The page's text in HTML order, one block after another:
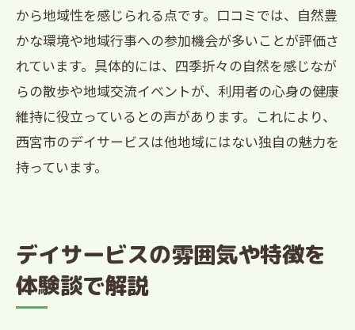
から地域性を感じられる点です。口コミでは、自然豊
かな環境や地域行事への参加機会が多いことが評価さ
れています。具体的には、四季折々の自然を感じなが
らの散歩や地域交流イベントが、利用者の心身の健康
維持に役立っているとの声があります。これにより、
西宮市のデイサービスは他地域にはない独自の魅力を
持っています。
デイサービスの雰囲気や特徴を
体験談で解説